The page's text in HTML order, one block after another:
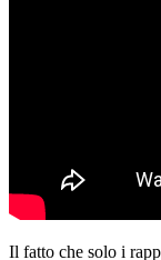
Il fatto che solo i